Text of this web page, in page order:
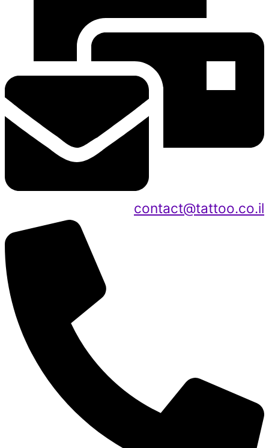
contact@tattoo.co.il